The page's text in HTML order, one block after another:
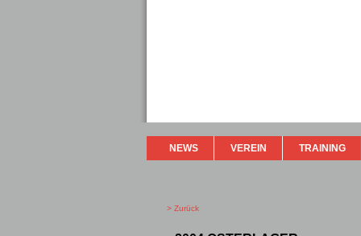
NEWS VEREIN TRAINING
> Zurück